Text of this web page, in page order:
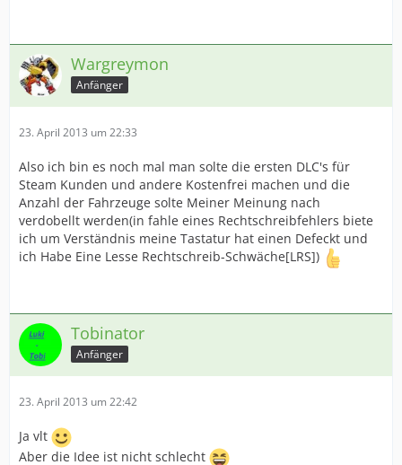
Wargreymon
Anfänger
23. April 2013 um 22:33
Also ich bin es noch mal man solte die ersten DLC's für
Steam Kunden und andere Kostenfrei machen und die
Anzahl der Fahrzeuge solte Meiner Meinung nach
verdobellt werden(in fahle eines Rechtschreibfehlers biete
ich um Verständnis meine Tastatur hat einen Defeckt und
ich Habe Eine Lesse Rechtschreib-Schwäche[LRS])
Tobinator
Anfänger
23. April 2013 um 22:42
Ja vlt
Aber die Idee ist nicht schlecht